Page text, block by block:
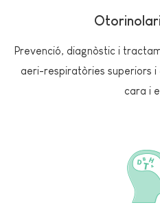
Prevenció, diagnòstic i
aeri-respiratòries superiors
cara i